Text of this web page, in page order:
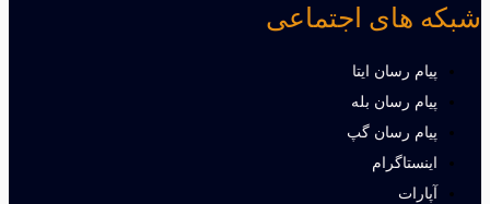
شبکه های اجتماعی
پیام رسان ایتا
پیام رسان بله
پیام رسان گپ
اینستاگرام
آپارات